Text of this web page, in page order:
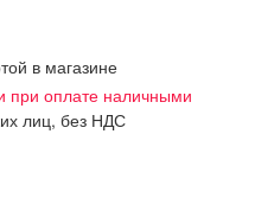
в магазине
при оплате наличными
лиц, без НДС